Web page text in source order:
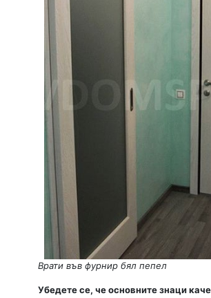
Врати във фурнир бял пепел
Убедете се, че основните знаци